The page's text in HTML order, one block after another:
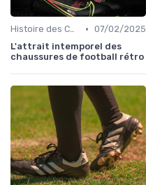
Histoire des Chaussures de Football • 07/02/2025
L'attrait intemporel des
chaussures de football rétro